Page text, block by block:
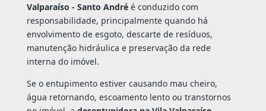
Valparaíso - Santo Andréé conduzido com
responsabilidade, principalmente quando há
envolvimento de esgoto, descarte de resíduos,
manutenção hidráulica e preservação da rede
interna do imóvel.
Se o entupimento estiver causando mau cheiro,
água retornando, escoamento lento ou transtornos